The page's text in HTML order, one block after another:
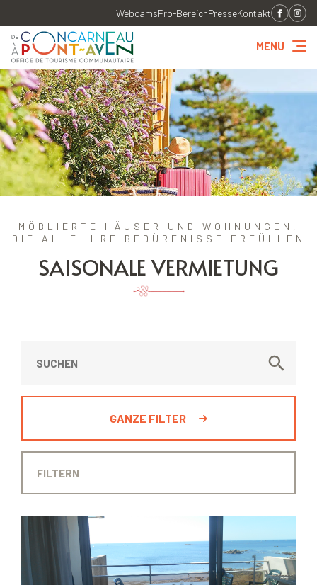
WebcamsPro-BereichPresseKontakt
MENU
MÖBLIERTE HÄUSER UND WOHNUNGEN,
DIE ALLE IHRE BEDÜRFNISSE ERFÜLLEN
SAISONALE VERMIETUNG
GANZE FILTER